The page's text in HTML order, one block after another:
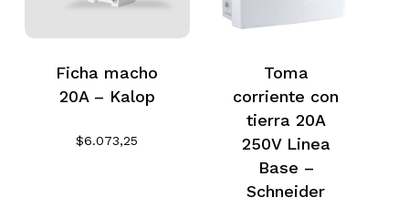
Ficha macho
20A – Kalop
$6.073,25
Toma
corriente con
tierra 20A
250V Linea
Base –
Schneider